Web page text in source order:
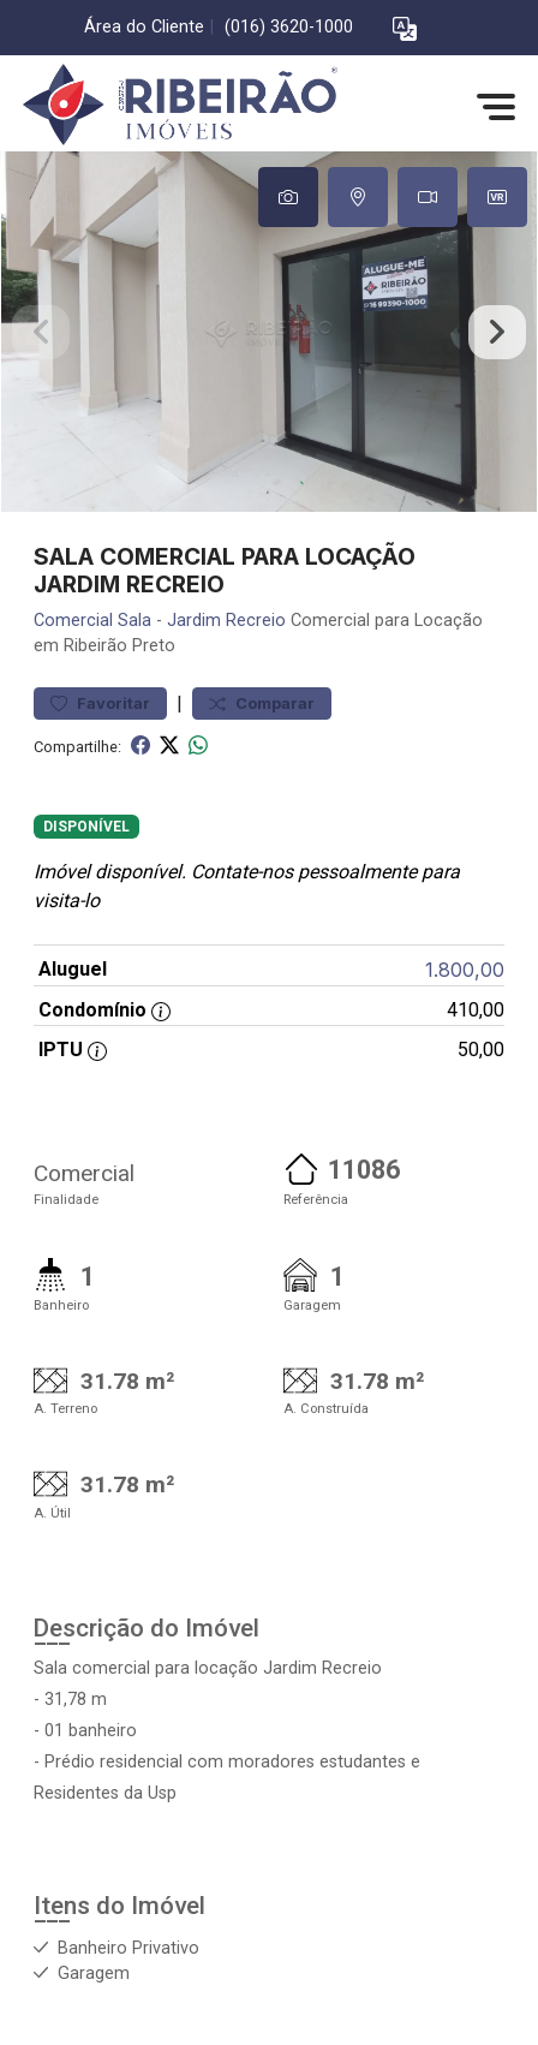
Área do Cliente (016) 3620-1000
SALA COMERCIAL PARA LOCAÇÃO
JARDIM RECREIO
Comercial Sala - Jardim Recreio Comercial para Locação
em Ribeirão Preto
Favoritar | Comparar
Compartilhe:
DISPONÍVEL
Imóvel disponível. Contate-nos pessoalmente para
visita-lo
Aluguel 1.800,00
Condomínio
410,00
IPTU
50,00
Comercial
Finalidade
11086
Referência
1
Banheiro
1
Garagem
31.78 m²
A. Terreno
31.78 m²
A. Construída
31.78 m²
A. Útil
Descrição do Imóvel
Sala comercial para locação Jardim Recreio
- 31,78 m
- 01 banheiro
- Prédio residencial com moradores estudantes e
Residentes da Usp
Itens do Imóvel
Banheiro Privativo
Garagem